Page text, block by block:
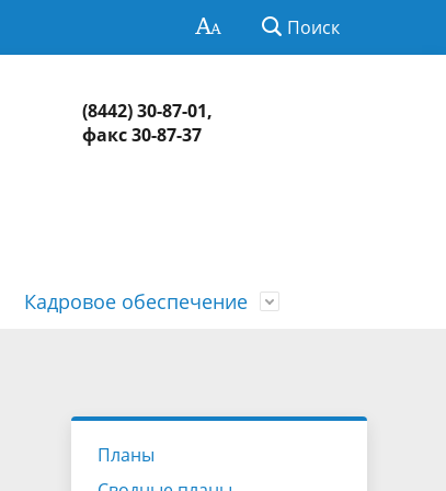
Поиск
(8442) 30-87-01,
факс 30-87-37
Контакты
экспертно-аналитических
мероприятиях
о результатах рассмотрения
обращений и принятых мерах
Кадровое обеспечение
Планы